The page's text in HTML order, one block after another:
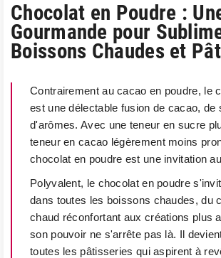
Chocolat en Poudre :
Gourmande pour
Boissons Chaudes et
Contrairement au cacao en poudre, le
est une délectable fusion de cacao, de
d'arômes. Avec une teneur en sucre
teneur en cacao légèrement moins
chocolat en poudre est une invitation
Polyvalent, le chocolat en poudre
dans toutes les boissons chaudes, du
chaud réconfortant aux créations plus
son pouvoir ne s'arrête pas là. Il
toutes les pâtisseries qui aspirent à